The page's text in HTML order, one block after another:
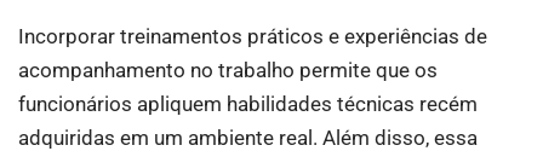
Incorporar treinamentos práticos e experiências de
acompanhamento no trabalho permite que os
funcionários apliquem habilidades técnicas recém
adquiridas em um ambiente real. Além disso, essa